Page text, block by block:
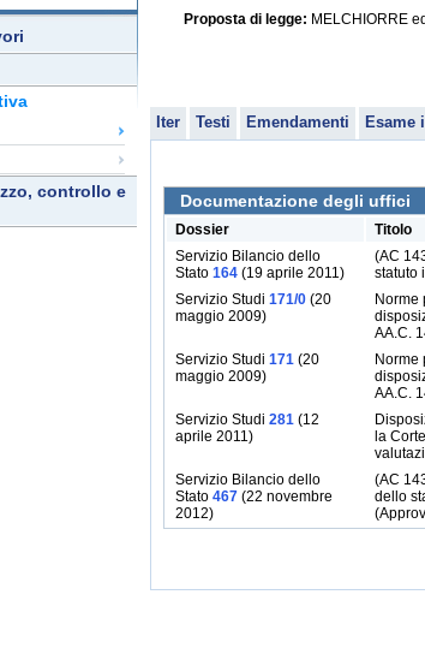
controllo e
Proposta di legge: MELCHIORRE
Iter Testi Emendamenti Esame
Documentazione degli uffici
Dossier Titolo
Servizio Bilancio dello
Stato 164 (19 aprile 2011)
(AC
statuto
Servizio Studi 171/0 (20
maggio 2009)
Norme
AA.C.
Servizio Studi 171 (20
maggio 2009)
Norme
AA.C.
Servizio Studi 281 (12
aprile 2011)
la
Servizio Bilancio dello
Stato 467 (22 novembre
2012)
(AC
dello